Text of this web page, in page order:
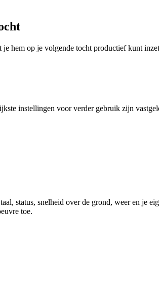
hem op je volgende tocht productief kunt
instellingen voor verder gebruik zijn
status, snelheid over de grond, weer en je
toe.